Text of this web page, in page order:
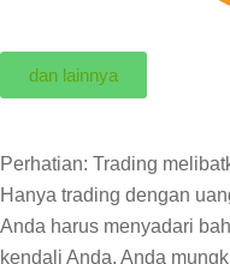
dan lainnya
Perhatian: Trading
Hanya trading dengan
Anda harus menyadari
kendali Anda, Anda